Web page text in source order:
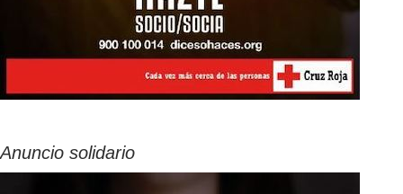
Anuncio solidario